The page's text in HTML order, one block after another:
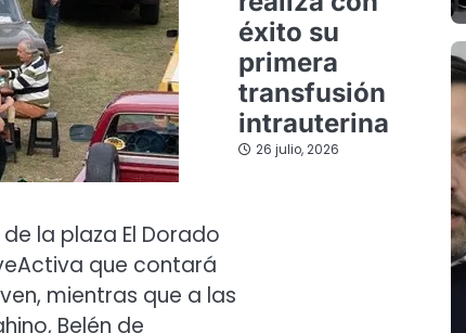
la plaza El Dorado
que contará
mientras que a las
Belén de
éxito su
primera
transfusión
intrauterina
26 julio, 2026